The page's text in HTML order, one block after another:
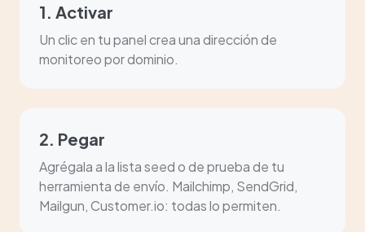
1. Activar
Un clic en tu panel crea una dirección de
monitoreo por dominio.
2. Pegar
Agrégala a la lista seed o de prueba de tu
herramienta de envío. Mailchimp, SendGrid,
Mailgun, Customer.io: todas lo permiten.